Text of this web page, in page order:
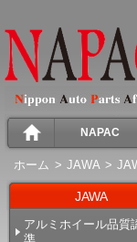
NAPAC
ホーム > JAWA >
JAWA
アルミホイール品質
準